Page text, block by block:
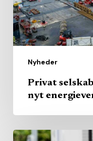
Nyheder
energieventyr
Privat
nyt
25